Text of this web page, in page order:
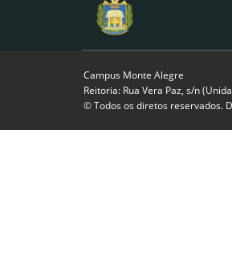
Campus Monte Alegre
Reitoria: Rua Vera Paz, s/n
© Todos os diretos reservados.